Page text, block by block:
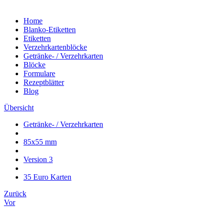
Home
Blanko-Etiketten
Etiketten
Verzehrkartenblöcke
Getränke- / Verzehrkarten
Blöcke
Formulare
Rezeptblätter
Blog
Übersicht
Getränke- / Verzehrkarten
85x55 mm
Version 3
35 Euro Karten
Zurück
Vor